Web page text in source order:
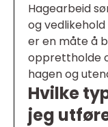
Hagearbeid
og
er en måte å
opprettholde
hagen og
Hvilke
jeg